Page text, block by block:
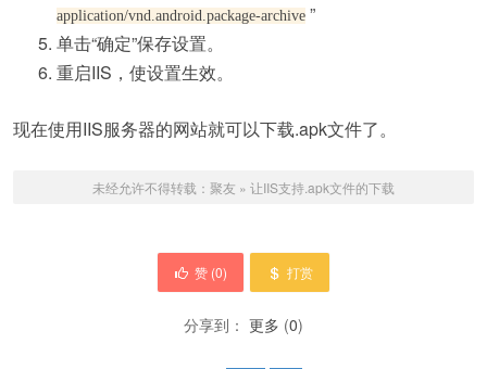
application/vnd.android.package-archive ”
单击“确定”保存设置。
重启IIS，使设置生效。
现在使用IIS服务器的网站就可以下载.apk文件了。
未经允许不得转载： 聚友 » 让IIS支持.apk文件的下载
赞 (0) 打赏
分享到： 更多 (0)